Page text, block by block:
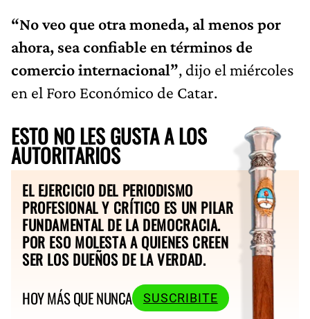
“No veo que otra moneda, al menos por
ahora, sea confiable en términos de
comercio internacional”, dijo el miércoles
en el Foro Económico de Catar.
ESTO NO LES GUSTA A LOS
AUTORITARIOS
EL EJERCICIO DEL PERIODISMO
PROFESIONAL Y CRÍTICO ES UN PILAR
FUNDAMENTAL DE LA DEMOCRACIA.
POR ESO MOLESTA A QUIENES CREEN
SER LOS DUEÑOS DE LA VERDAD.
HOY MÁS QUE NUNCA
SUSCRIBITE